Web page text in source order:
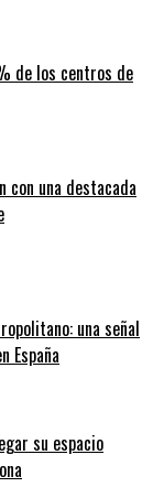
de los centros de
con una destacada
una señal
España
su espacio